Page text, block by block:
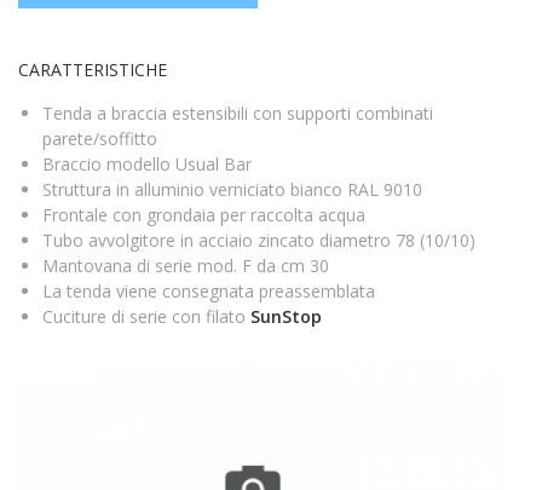
CARATTERISTICHE
Tenda a braccia estensibili con supporti combinati
parete/soffitto
Braccio modello Usual Bar
Struttura in alluminio verniciato bianco RAL 9010
Frontale con grondaia per raccolta acqua
Tubo avvolgitore in acciaio zincato diametro 78 (10/10)
Mantovana di serie mod. F da cm 30
La tenda viene consegnata preassemblata
Cuciture di serie con filato SunStop